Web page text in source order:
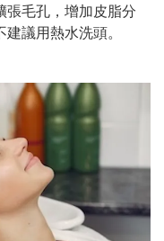
張毛孔，增加皮脂分
議用熱水洗頭。